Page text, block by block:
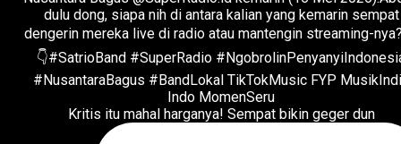
Kritis itu mahal harganya! Sempat bikin geger dun